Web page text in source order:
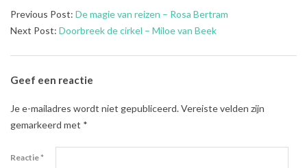
2023-
07-
Previous Post: De magie van reizen – Rosa Bertram
Next Post: Doorbreek de cirkel – Miloe van Beek
Geef een reactie
Je e-mailadres wordt niet gepubliceerd.Vereiste velden zijn
gemarkeerd met *
Reactie*